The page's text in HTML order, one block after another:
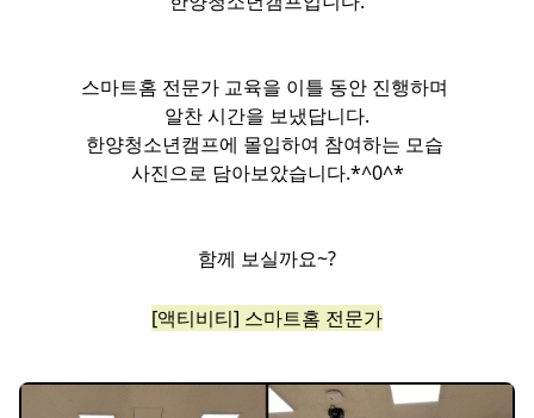
스마트홈 전문가 교육을 이틀 동안 진행하며
알찬 시간을 보냈답니다.
한양청소년캠프에 몰입하여 참여하는 모습
사진으로 담아보았습니다.​*^0^*​
함께 보실까요~?​
[액티비티] 스마트홈 전문가